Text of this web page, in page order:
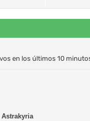
en los últimos 10
Astrakyria